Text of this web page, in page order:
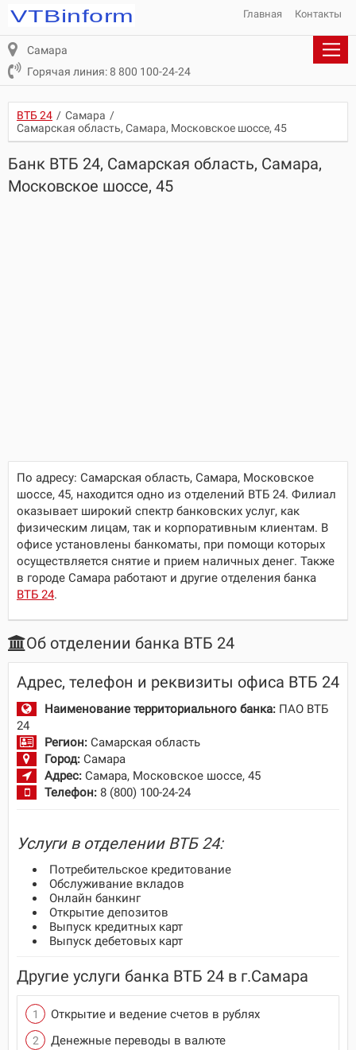
Главная Контакты
Самара
Горячая линия: 8 800 100-24-24
ВТБ 24 / Самара /
Самарская область, Самара, Московское шоссе, 45
Банк ВТБ 24, Самарская область, Самара,
Московское шоссе, 45
По адресу: Самарская область, Самара, Московское
шоссе, 45, находится одно из отделений ВТБ 24. Филиал
оказывает широкий спектр банковских услуг, как
физическим лицам, так и корпоративным клиентам. В
офисе установлены банкоматы, при помощи которых
осуществляется снятие и прием наличных денег. Также
в городе Самара работают и другие отделения банка
ВТБ 24.
Об отделении банка ВТБ 24
Адрес, телефон и реквизиты офиса ВТБ 24
Наименование территориального банка: ПАО ВТБ
24
Регион: Самарская область
Город: Самара
Адрес: Самара, Московское шоссе, 45
Телефон: 8 (800) 100-24-24
Услуги в отделении ВТБ 24:
Потребительское кредитование
Обслуживание вкладов
Онлайн банкинг
Открытие депозитов
Выпуск кредитных карт
Выпуск дебетовых карт
Другие услуги банка ВТБ 24 в г.Самара
Открытие и ведение счетов в рублях
Денежные переводы в валюте